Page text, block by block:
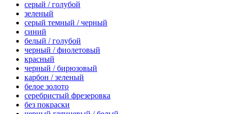
серый / голубой
зеленый
серый темный / черный
синий
белый / голубой
черный / фиолетовый
красный
черный / бирюзовый
карбон / зеленый
белое золото
серебристый фрезеровка
без покраски